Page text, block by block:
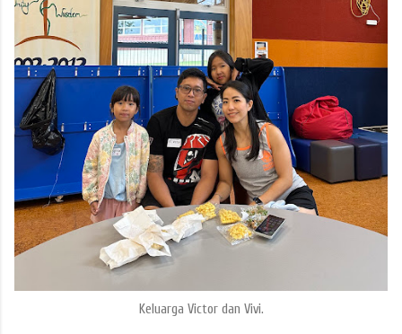
Keluarga Victor dan Vivi.